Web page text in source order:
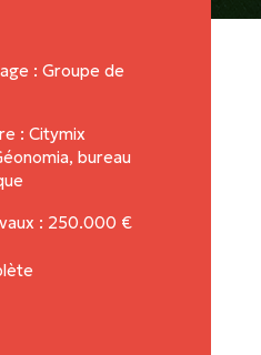
: Groupe de
: Citymix
bureau
: 250.000 €